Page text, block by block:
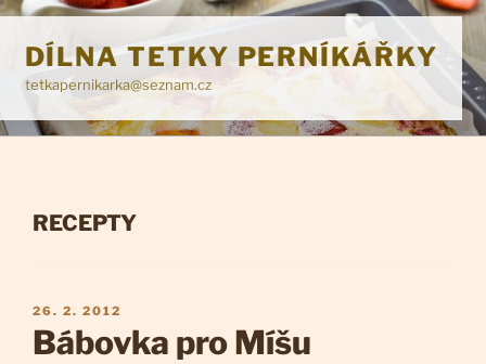
Přejít
obsahu
webu
DÍLNA TETKY PERNÍKÁŘKY
tetkapernikarka@seznam.cz
RUBRIKY
RECEPTY
PUBLIKOVÁNO
26. 2. 2012
Bábovka pro Míšu